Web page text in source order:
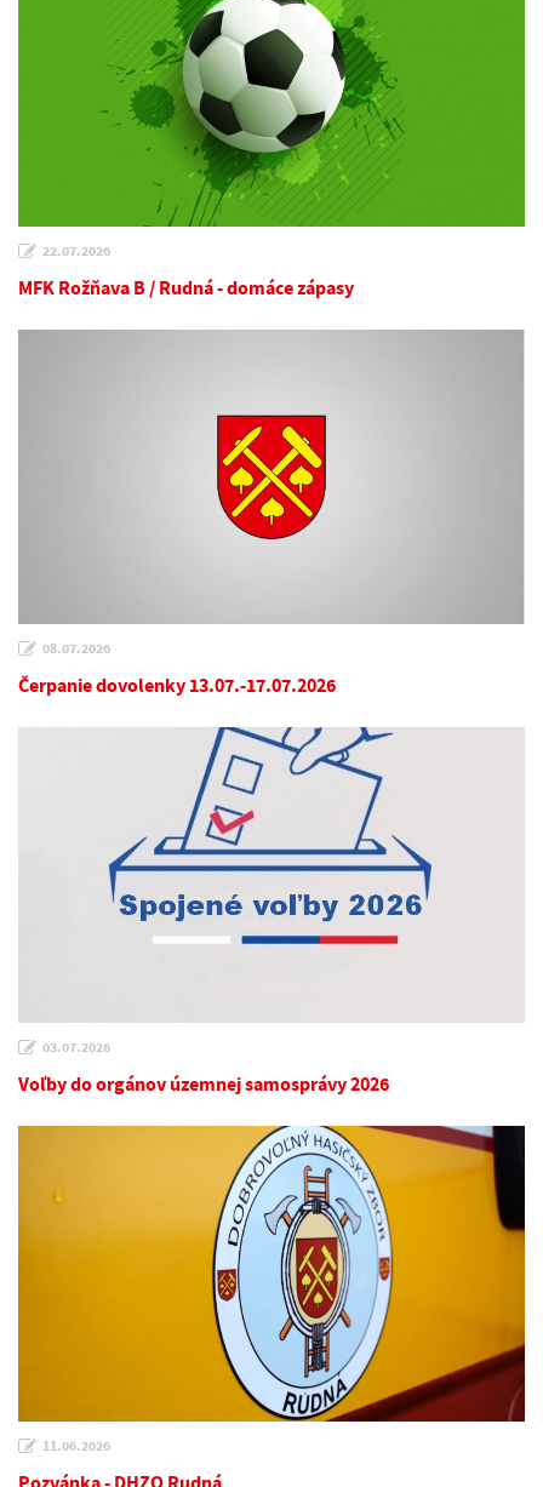
22.07.2026
MFK Rožňava B / Rudná - domáce zápasy
08.07.2026
Čerpanie dovolenky 13.07.-17.07.2026
03.07.2026
Voľby do orgánov územnej samosprávy 2026
11.06.2026